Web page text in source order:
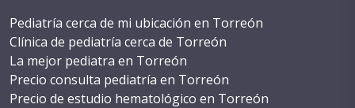
Pediatría cerca de mi ubicación en Torreón
Clínica de pediatría cerca de Torreón
La mejor pediatra en Torreón
Precio consulta pediatría en Torreón
Precio de estudio hematológico en Torreón